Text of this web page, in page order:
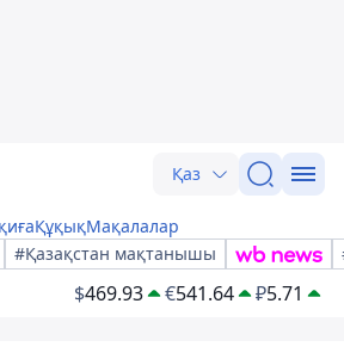
Қаз
ҚұқықМақалалар
#Қазақстан мақтанышы
$469.93 €541.64 ₽5.71